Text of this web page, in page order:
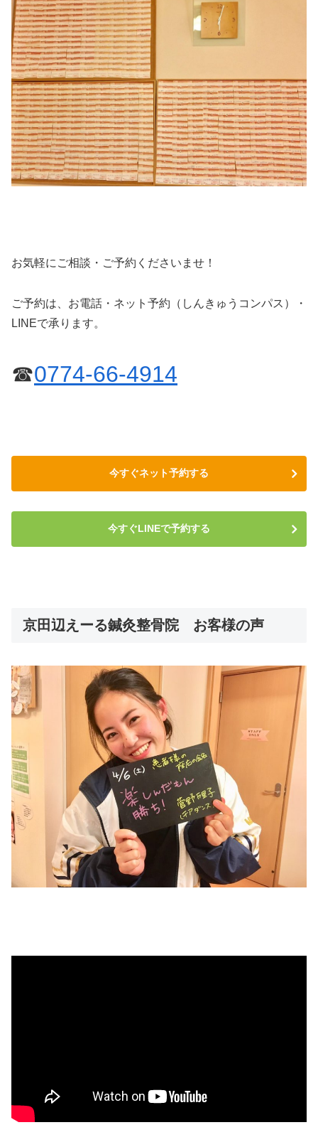
お気軽にご相談・ご予約くださいませ！
ご予約は、お電話・ネット予約（しんきゅうコンパス）・
LINEで承ります。
☎0774-66-4914
今すぐネット予約する
今すぐLINEで予約する
京田辺えーる鍼灸整骨院 お客様の声